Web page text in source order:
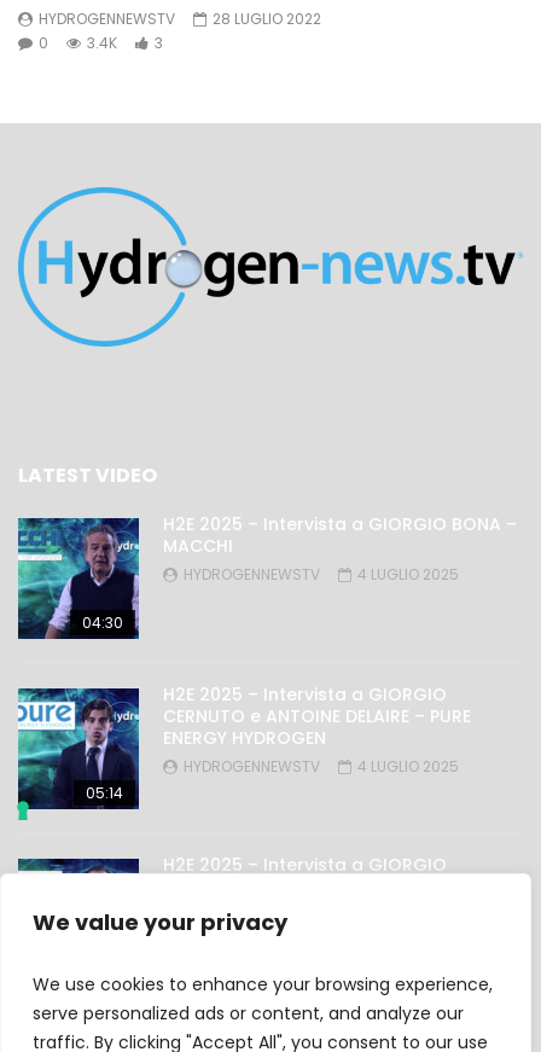
We value your privacy
We use cookies to enhance your browsing experience,
serve personalized ads or content, and analyze our
traffic. By clicking "Accept All", you consent to our use
HYDROGENNEWSTV
28 LUGLIO 2022
0
3.4K 3
LATEST VIDEO
04:30
H2E 2025 – Intervista a GIORGIO BONA –
MACCHI
HYDROGENNEWSTV 4 LUGLIO 2025
05:14
H2E 2025 – Intervista a GIORGIO
CERNUTO e ANTOINE DELAIRE – PURE
ENERGY HYDROGEN
HYDROGENNEWSTV 4 LUGLIO 2025
H2E 2025 – Intervista a GIORGIO
HYDROGENNEWSTV